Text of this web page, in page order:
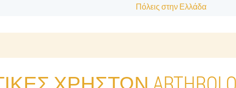
Πόλεις στην Ελλάδα